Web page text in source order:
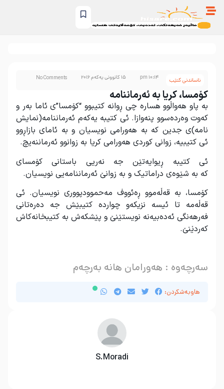
ناساندنی کتێب 10:14 pm 15 کانوونی یەکەم 2016 No Comments
کۆمسا، کریا به‌ ئه‌رماننامه‌
به پاو ههواڵوو هسارە چی ڕوانه کتیبوو “کۆمسا”ی ئاما بهر و
کهوت وهردهسوو پنهوازا. ئی کتیبه یهکهم ئهرماننامه(نمایش
نامه)ی جدین که به ههورامی نویسیان و به ئامای بازاڕوو
ئی کتیبیه، زوانی کوردی ههورامی کریا به زوانوو ئهرماننهیچ.
ئی کتیبه ڕیوایهتێن جه نهریی باستانی کۆمسای
که به شێوهی دراماتیک و به زوانێ ئهرماننامهیی نویسیان.
کۆمسا، به قهڵهموو ڕهئووف مهحموودپووری نویسیان. ئی
قهڵهمه تا ئیسه نزیکهو چوارده کتیبێش جه دهرهتانی
فهرههنگی ئهدهبیهنه نویستێنێ و پێشکهش به کتیبخانهکاش
کهردێنێ.
سەرچەوە : هەورامان هانە بەرچەم
هاوبەشکردن:
S.Moradi